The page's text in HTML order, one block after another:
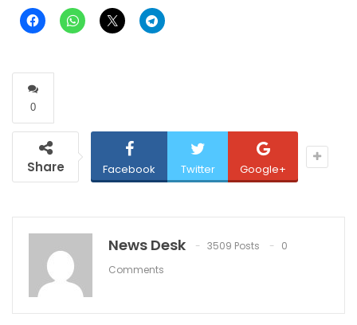
0
Share Facebook Twitter Google+
News Desk 3509 Posts
0
Comments